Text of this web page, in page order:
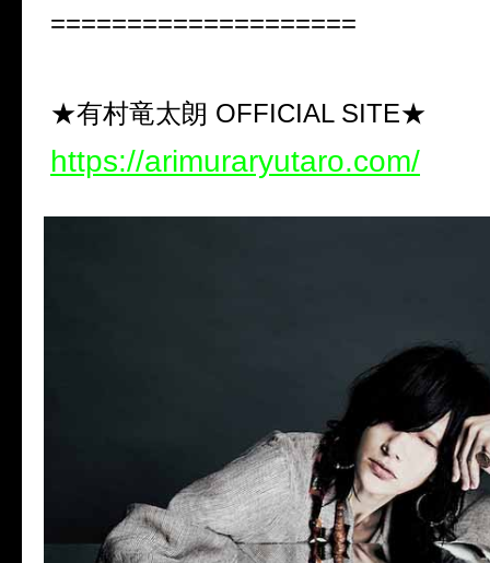
====================
★有村竜太朗 OFFICIAL SITE★
https://arimuraryutaro.com/